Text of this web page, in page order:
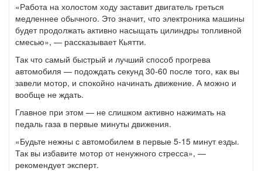
«Работа на холостом ходу заставит двигатель греться
медленнее обычного. Это значит, что электроника машины
будет продолжать активно насыщать цилиндры топливной
смесью», — рассказывает Кьятти.
Так что самый быстрый и лучший способ прогрева
автомобиля — подождать секунд 30-60 после того, как вы
завели мотор, и спокойно начинать движение. А можно и
вообще не ждать.
Главное при этом — не слишком активно нажимать на
педаль газа в первые минуты движения.
«Будьте нежны с автомобилем в первые 5-15 минут езды.
Так вы избавите мотор от ненужного стресса», —
рекомендует эксперт.